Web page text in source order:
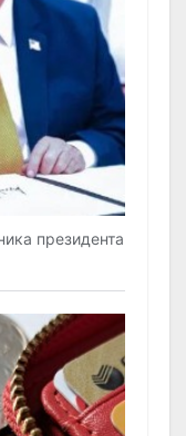
президента